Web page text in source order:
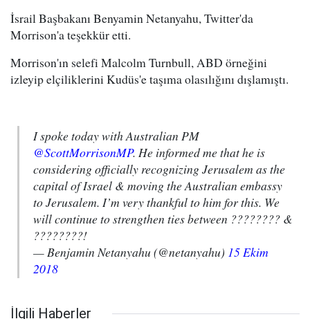
İsrail Başbakanı Benyamin Netanyahu, Twitter'da
Morrison'a teşekkür etti.
Morrison'ın selefi Malcolm Turnbull, ABD örneğini
izleyip elçiliklerini Kudüs'e taşıma olasılığını dışlamıştı.
I spoke today with Australian PM
@ScottMorrisonMP. He informed me that he is
considering officially recognizing Jerusalem as the
capital of Israel & moving the Australian embassy
to Jerusalem. I’m very thankful to him for this. We
will continue to strengthen ties between ???????? &
????????!
— Benjamin Netanyahu (@netanyahu) 15 Ekim
2018
İlgili Haberler